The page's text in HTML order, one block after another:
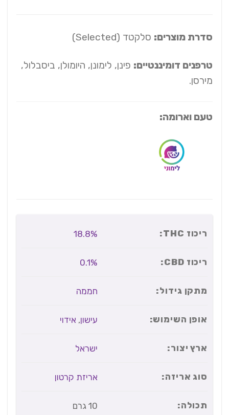
סדרת מוצרים:סלקטד (Selected)
טרפנים דומיננטיים:פינן, לימונן, היומולן, ביסבלול,
מירסן.
טעם וארומה:
ריכוז THC: 18.8%
ריכוז CBD: 0.1%
מתקן גידול: חממה
אופן השימוש: עישון,אידוי
ארץ יצור: ישראל
סוג אריזה: אריזת קרטון
תכולה: 10 גרם